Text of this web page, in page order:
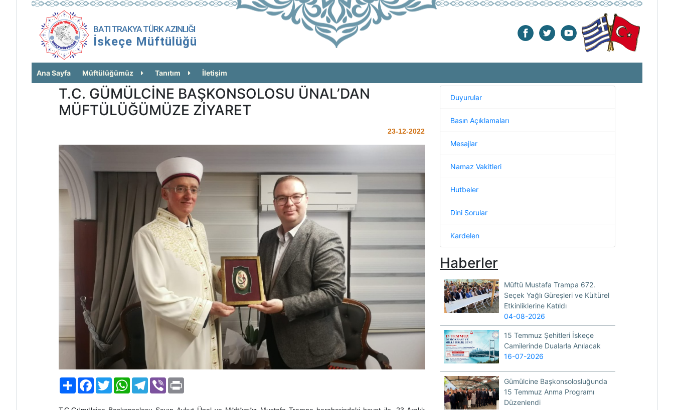
BATI TRAKYA TÜRK AZINLIĞI
İskeçe Müftülüğü
Ana Sayfa Müftülüğümüz Tanıtım İletişim
T.C. GÜMÜLCİNE BAŞKONSOLOSU ÜNAL’DAN
MÜFTÜLÜĞÜMÜZE ZİYARET
23-12-2022
PaylaşFacebook
TwitterWhatsAppTelegram
Viber
Duyurular
Basın Açıklamaları
Mesajlar
Namaz Vakitleri
Hutbeler
Dini Sorular
Kardelen
Haberler
Müftü Mustafa Trampa 672.
Seçek Yağlı Güreşleri ve Kültürel
Etkinliklerine Katıldı
04-08-2026
15 Temmuz Şehitleri İskeçe
Camilerinde Dualarla Anılacak
16-07-2026
Gümülcine Başkonsolosluğunda
15 Temmuz Anma Programı
Düzenlendi